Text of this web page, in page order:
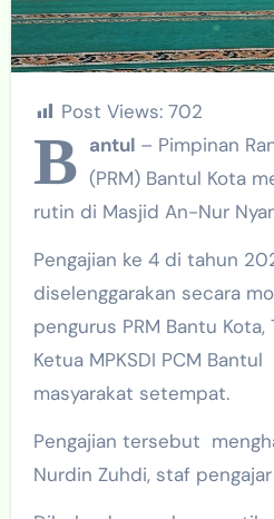
Post Views: 702
B antul – Pimpinan
(PRM) Bantul Kota
rutin di Masjid An-Nur
Pengajian ke 4 di tahun
diselenggarakan secara
pengurus PRM Bantu
Ketua MPKSDI PCM
masyarakat setempat.
Pengajian tersebut
Nurdin Zuhdi, staf pengajar